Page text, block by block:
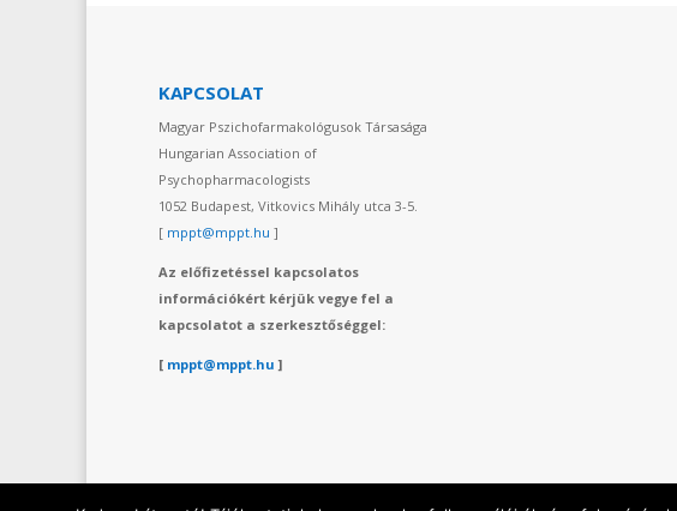
KAPCSOLAT
Magyar Pszichofarmakológusok Társasága
Hungarian Association of
Psychopharmacologists
1052 Budapest, Vitkovics Mihály utca 3-5.
[ mppt@mppt.hu ]
Az előfizetéssel kapcsolatos
információkért kérjük vegye fel a
kapcsolatot a szerkesztőséggel:
[ mppt@mppt.hu ]